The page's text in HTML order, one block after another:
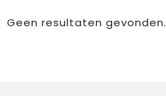
Geen resultaten gevonden.